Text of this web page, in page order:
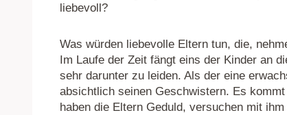
liebevoll?
Was würden liebevolle Eltern tun, die,
Im Laufe der Zeit fängt eins der Kinder an
sehr darunter zu leiden. Als der eine
absichtlich seinen Geschwistern. Es
haben die Eltern Geduld, versuchen mit